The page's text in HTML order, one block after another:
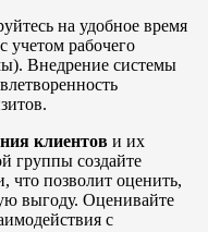
на удобное время
учетом рабочего
Внедрение системы
клиентов и их
группы создайте
что позволит оценить,
выгоду. Оценивайте
с